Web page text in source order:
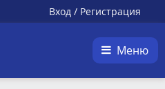
Вход / Регистрация
Меню